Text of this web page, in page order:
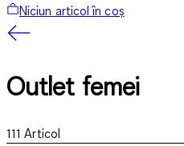
Niciun articol în coș
Outlet femei
111 Articol